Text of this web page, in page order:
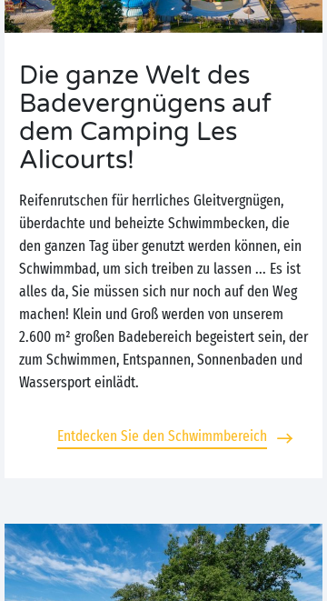
Die ganze Welt des
Badevergnügens auf
dem Camping Les
Alicourts!
Reifenrutschen für herrliches Gleitvergnügen,
überdachte und beheizte Schwimmbecken, die
den ganzen Tag über genutzt werden können, ein
Schwimmbad, um sich treiben zu lassen ... Es ist
alles da, Sie müssen sich nur noch auf den Weg
machen! Klein und Groß werden von unserem
2.600 m² großen Badebereich begeistert sein, der
zum Schwimmen, Entspannen, Sonnenbaden und
Wassersport einlädt.
Entdecken Sie den Schwimmbereich